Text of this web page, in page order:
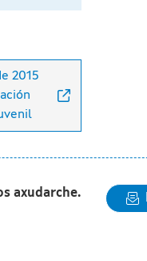
2015
axudarche.